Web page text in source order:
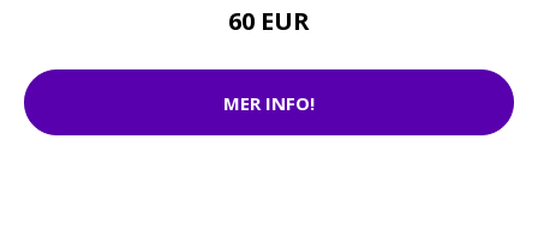
60 EUR
MER INFO!